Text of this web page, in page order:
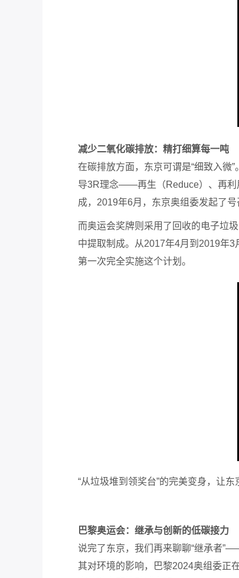
减少二氧化碳排放：精打细算每一吨
在碳排放方面，东京可谓是“细致入微
导3R理念——再生 （Reduce）、再
成，2019年6月，东京奥组委发起了
而奥运会奖牌则采用了回收的电子垃圾
中提取制成。从2017年4月到2019年
第一次完全实施这个计划。
“从垃圾堆到领奖台”的完美变身， 让东
巴黎奥运会：继承与创新的低碳接力
说完了东京，我们再来聊聊“继承者
其对环境的影响，巴黎2024奥组委正